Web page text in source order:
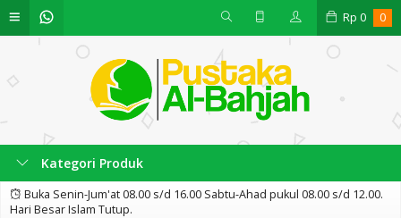
Rp 0 0
Kategori Produk
Buka Senin-Jum'at 08.00 s/d 16.00 Sabtu-Ahad pukul 08.00 s/d 12.00.
Hari Besar Islam Tutup.